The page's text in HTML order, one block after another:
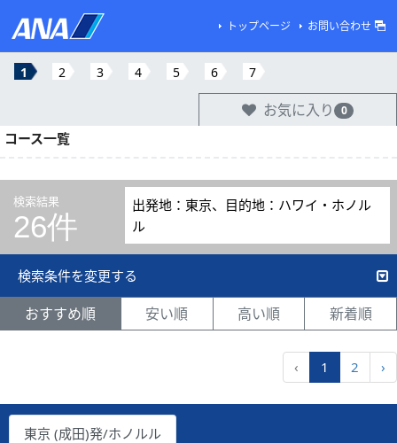
トップページ お問い合わせ
1 2 3 4 5 6 7
お気に入り 0
コース一覧
検索結果
26件
出発地：東京、目的地：ハワイ・ホノル
ル
検索条件を変更する
おすすめ順 安い順 高い順 新着順
‹ 1 2 ›
東京 (成田)発/ホノルル